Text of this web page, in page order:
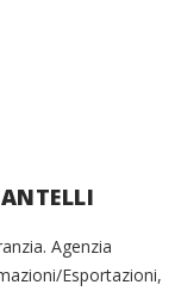
Agenzia
Esportazioni,